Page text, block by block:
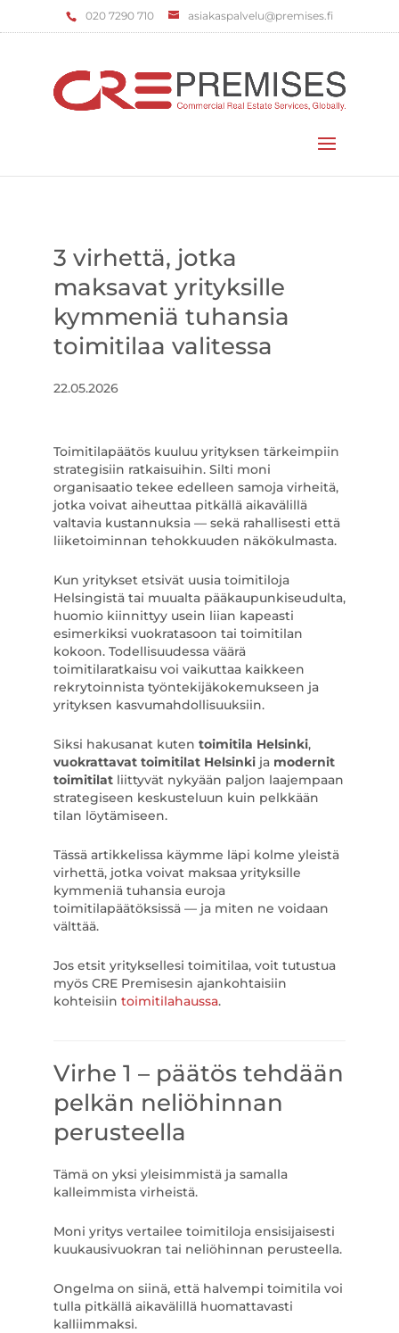
‌020 7290 710 asiakaspalvelu@premises.fi
3 virhettä, jotka
maksavat yrityksille
kymmeniä tuhansia
toimitilaa valitessa
22.05.2026
Toimitilapäätös kuuluu yrityksen tärkeimpiin
strategisiin ratkaisuihin. Silti moni
organisaatio tekee edelleen samoja virheitä,
jotka voivat aiheuttaa pitkällä aikavälillä
valtavia kustannuksia — sekä rahallisesti että
liiketoiminnan tehokkuuden näkökulmasta.
Kun yritykset etsivät uusia toimitiloja
Helsingistä tai muualta pääkaupunkiseudulta,
huomio kiinnittyy usein liian kapeasti
esimerkiksi vuokratasoon tai toimitilan
kokoon. Todellisuudessa väärä
toimitilaratkaisu voi vaikuttaa kaikkeen
rekrytoinnista työntekijäkokemukseen ja
yrityksen kasvumahdollisuuksiin.
Siksi hakusanat kuten toimitila Helsinki,
vuokrattavat toimitilat Helsinkija modernit
toimitilatliittyvät nykyään paljon laajempaan
strategiseen keskusteluun kuin pelkkään
tilan löytämiseen.
Tässä artikkelissa käymme läpi kolme yleistä
virhettä, jotka voivat maksaa yrityksille
kymmeniä tuhansia euroja
toimitilapäätöksissä — ja miten ne voidaan
välttää.
Jos etsit yrityksellesi toimitilaa, voit tutustua
myös CRE Premisesin ajankohtaisiin
kohteisiin toimitilahaussa.
Virhe 1 – päätös tehdään
pelkän neliöhinnan
perusteella
Tämä on yksi yleisimmistä ja samalla
kalleimmista virheistä.
Moni yritys vertailee toimitiloja ensisijaisesti
kuukausivuokran tai neliöhinnan perusteella.
Ongelma on siinä, että halvempi toimitila voi
tulla pitkällä aikavälillä huomattavasti
kalliimmaksi.